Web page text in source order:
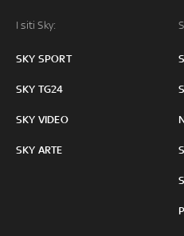
I siti Sky:
SKY SPORT
SKY TG24
SKY VIDEO
SKY ARTE